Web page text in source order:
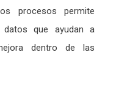
procesos permite
que ayudan a
dentro de las